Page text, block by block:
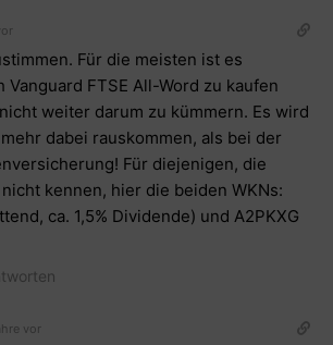
Für die meisten ist es
FTSE All-Word zu kaufen
weiter darum zu kümmern. Es wird
dabei rauskommen, als bei der
Für diejenigen, die
kennen, hier die beiden WKNs:
ca. 1,5% Dividende) und A2PKXG
vor